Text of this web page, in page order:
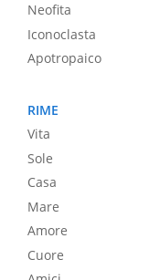
Neofita
Iconoclasta
Apotropaico
RIME
Vita
Sole
Casa
Mare
Amore
Cuore